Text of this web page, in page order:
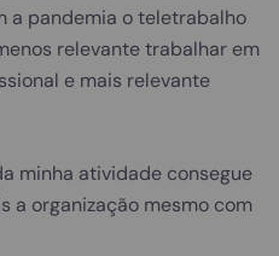
a pandemia o teletrabalho
relevante trabalhar em
e mais relevante
minha atividade consegue
a organização mesmo com